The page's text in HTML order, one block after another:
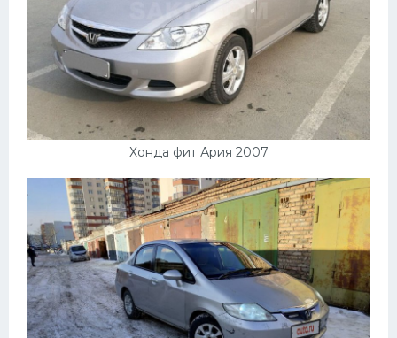
Хонда фит Ария 2007